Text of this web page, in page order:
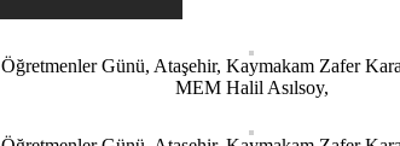
Öğretmenler Günü, Ataşehir, Kaymakam Zafer
MEM Halil Asılsoy,